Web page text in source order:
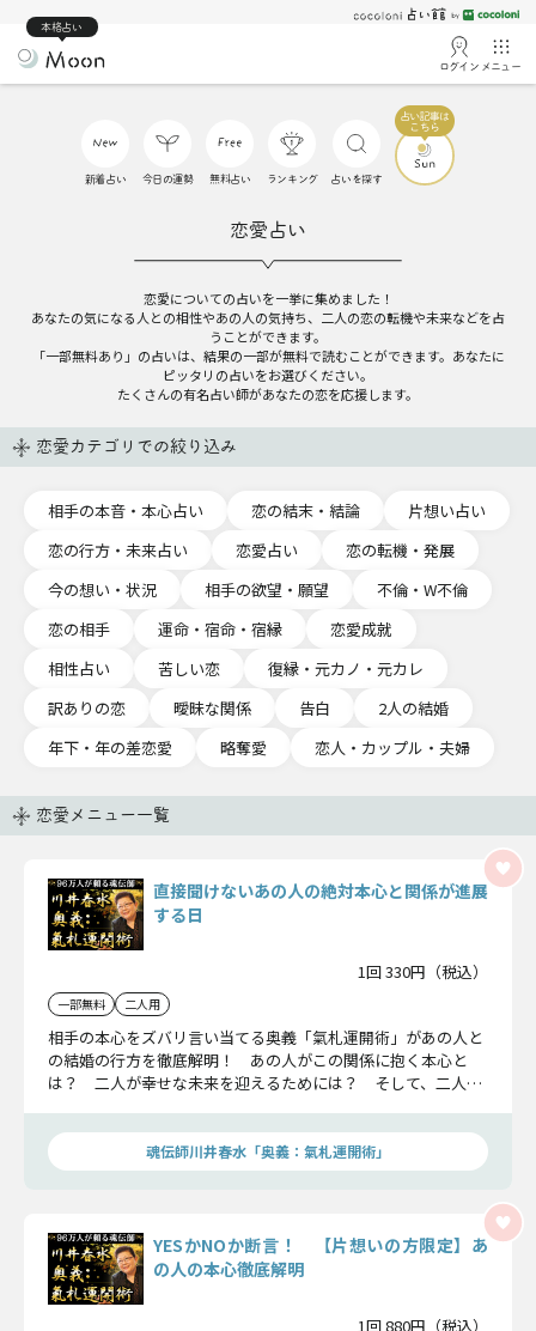
本格占い
ログイン メニュー
新着占い 今日の運勢 無料占い ランキング 占いを探す
恋愛占い
恋愛についての占いを一挙に集めました！
あなたの気になる人との相性やあの人の気持ち、二人の恋の転機や未来などを占
うことができます。
「一部無料あり」の占いは、結果の一部が無料で読むことができます。あなたに
ピッタリの占いをお選びください。
たくさんの有名占い師があなたの恋を応援します。
恋愛カテゴリでの絞り込み
相手の本音・本心占い 恋の結末・結論
片想い占い
恋の行方・未来占い
恋愛占い
恋の転機・発展
今の想い・状況
相手の欲望・願望
不倫・W不倫
恋の相手
運命・宿命・宿縁
恋愛成就
相性占い
苦しい恋
復縁・元カノ・元カレ
訳ありの恋
曖昧な関係 告白
2人の結婚
年下・年の差恋愛
略奪愛 恋人・カップル・夫婦
恋愛メニュー一覧
直接聞けないあの人の絶対本心と関係が進展
する日
1回 330円（税込）
一部無料 二人用
相手の本心をズバリ言い当てる奥義「氣札運開術」があの人と
の結婚の行方を徹底解明！ あの人がこの関係に抱く本心と
は？ 二人が幸せな未来を迎えるためには？ そして、二人が
がその答えを明確に導き出します。
魂伝師川井春水「奥義：氣札運開術」
YESかNOか断言！ 【片想いの方限定】あ
の人の本心徹底解明
1回 880円（税込）